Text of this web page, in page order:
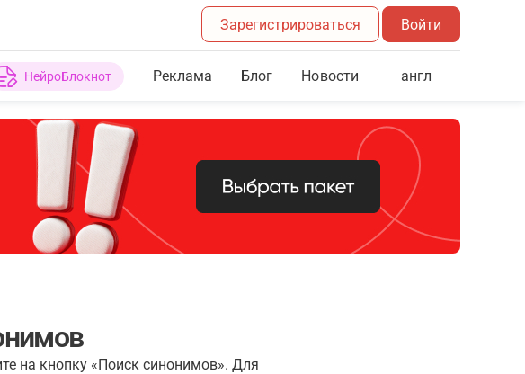
Зарегистрироваться Войти
НейроБлокнот Реклама Блог Новости англ
на кнопку «Поиск синонимов». Для